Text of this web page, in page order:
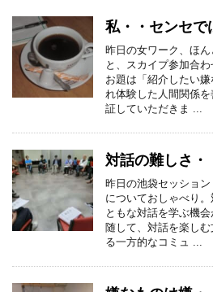
私・・センセで
昨日の女ワーク、ほ
と、スカイプ参加合
お題は「紹介したい
れ体験した人間関係
証していただきま ...
対話の難しさ・
昨日の池袋セッショ
についておしゃべり
ともな対話を学ぶ機
随して、対話を楽し
る一方的なコミュ ...